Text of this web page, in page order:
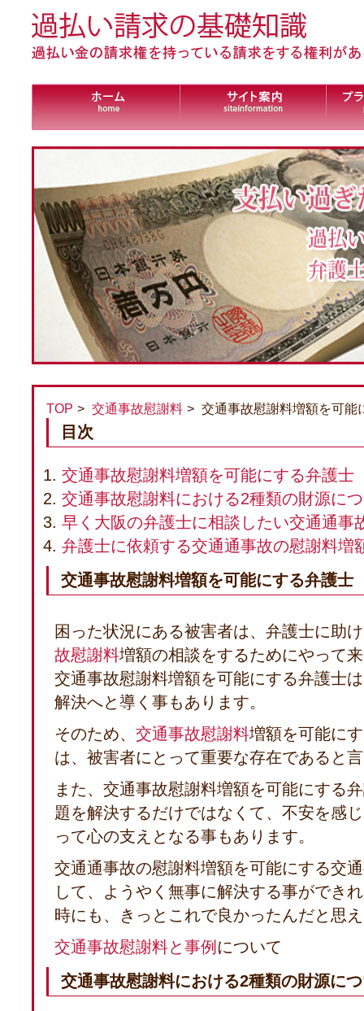
TOP 交通事故慰謝料 交通事故慰謝料増額を可能
目次
交通事故慰謝料増額を可能にする弁護士
交通事故慰謝料における2種類の財源に
早く大阪の弁護士に相談したい交通通事
弁護士に依頼する交通通事故の慰謝料増
交通事故慰謝料増額を可能にする弁護士
困った状況にある被害者は、弁護士に助
故慰謝料増額の相談をするためにやって
交通事故慰謝料増額を可能にする弁護士
解決へと導く事もあります。
そのため、 交通事故慰謝料増額を可能に
は、被害者にとって重要な存在であると
また、交通事故慰謝料増額を可能にする
題を解決するだけではなくて、不安を感
って心の支えとなる事もあります。
交通通事故の慰謝料増額を可能にする交
して、ようやく無事に解決する事ができ
時にも、きっとこれで良かったんだと思
交通事故慰謝料と事例 について
交通事故慰謝料における2種類の財源に